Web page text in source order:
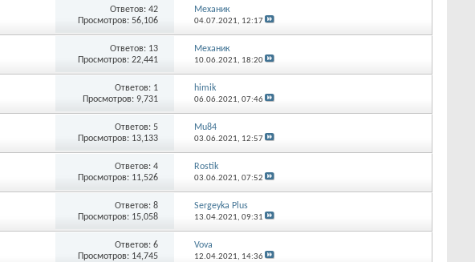
Ответов:42
Просмотров: 56,106
Механик
04.07.2021, 12:17
Ответов: 13
Просмотров: 22,441
Механик
10.06.2021, 18:20
Ответов: 1
Просмотров: 9,731
himik
06.06.2021, 07:46
Ответов:5
Просмотров: 13,133
Mu84
03.06.2021, 12:57
Ответов:4
Просмотров: 11,526
Rostik
03.06.2021, 07:52
Ответов:8
Просмотров: 15,058
Sergeyka Plus
13.04.2021, 09:31
Ответов:6
Просмотров: 14,745
Vova
12.04.2021, 14:36